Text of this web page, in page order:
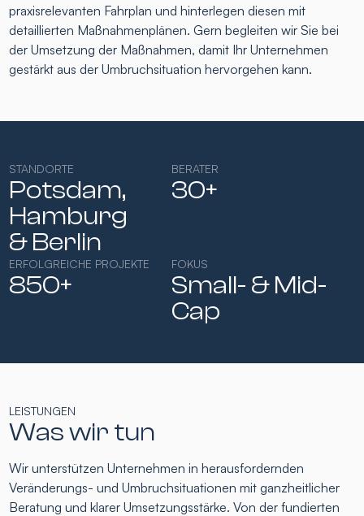
praxisrelevanten Fahrplan und hinterlegen diesen mit
detaillierten Maßnahmenplänen. Gern begleiten wir Sie bei
der Umsetzung der Maßnahmen, damit Ihr Unternehmen
gestärkt aus der Umbruchsituation hervorgehen kann.
STANDORTE
Potsdam,
Hamburg​
& Berlin
BERATER
30+
ERFOLGREICHE PROJEKTE
850+
FOKUS
Small- & Mid-
Cap​
LEISTUNGEN
Was wir tun
Wir unterstützen Unternehmen in herausfordernden
Veränderungs- und Umbruchsituationen mit ganzheitlicher
Beratung und klarer Umsetzungsstärke. Von der fundierten